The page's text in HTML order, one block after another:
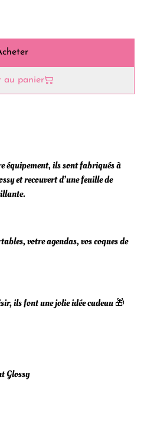
au panier
équipement, ils sont fabriqués à
et recouvert d’une feuille de
votre agendas, vos coques de
ils font une jolie idée cadeau 🎁
Glossy